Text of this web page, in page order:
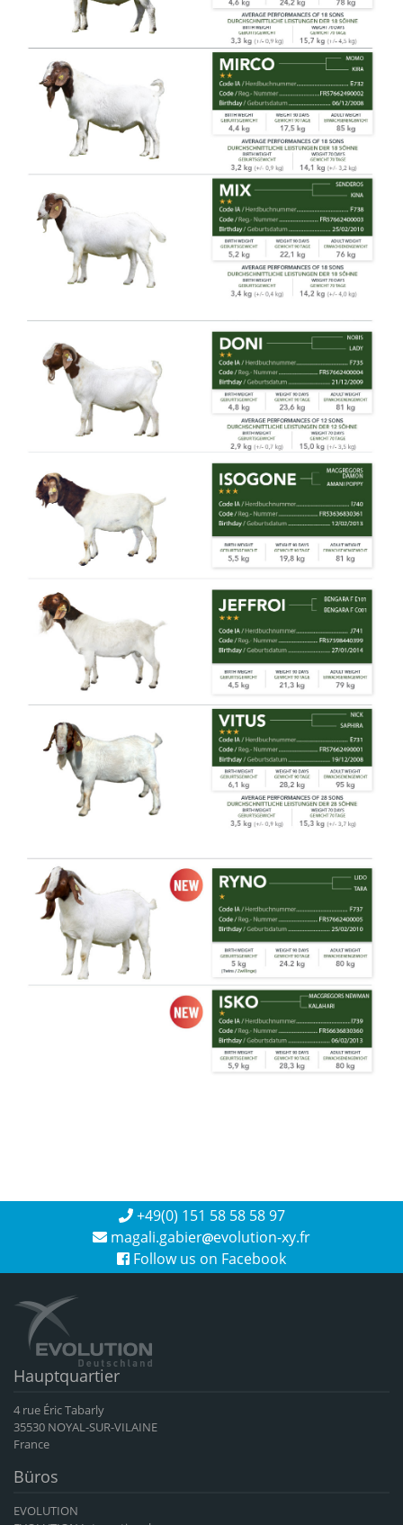
+49(0) 151 58 58 58 97
magali.gabier evolution-xy.fr
Follow us on Facebook
Hauptquartier
4 rue Éric Tabarly
35530 NOYAL-SUR-VILAINE
France
Büros
EVOLUTION